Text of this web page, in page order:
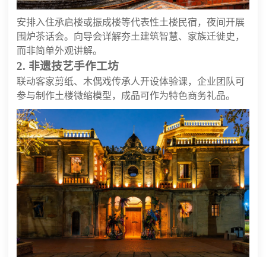
安排入住承启楼或振成楼等代表性土楼民宿，夜间开展
围炉茶话会。向导会详解夯土建筑智慧、家族迁徙史，
而非简单外观讲解。
2. 非遗技艺手作工坊
联动客家剪纸、木偶戏传承人开设体验课，企业团队可
参与制作土楼微缩模型，成品可作为特色商务礼品。